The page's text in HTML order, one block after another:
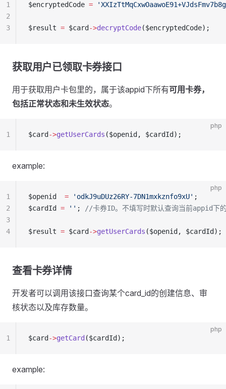
$encryptedCode =
$result = $card ->decryptCode($encryptedCode);
1
2
3
获取用户已领取卡券接口
用于获取用户卡包里的，属于该appid下所有可用卡券，
包括正常状态和未生效状态。
php
$card ->getUserCards ($openid, $cardId);
1
example:
php
$openid = 'odkJ9uDUz26RY-7DN1mxkznfo9xU' ;
$cardId = '' ; //卡券ID。不填写时默认查询当前appid下
$result = $card ->getUserCards ($openid, $cardId);
1
2
3
4
查看卡券详情
开发者可以调用该接口查询某个card_id的创建信息、审
核状态以及库存数量。
php
$card ->getCard ($cardId);
1
example: